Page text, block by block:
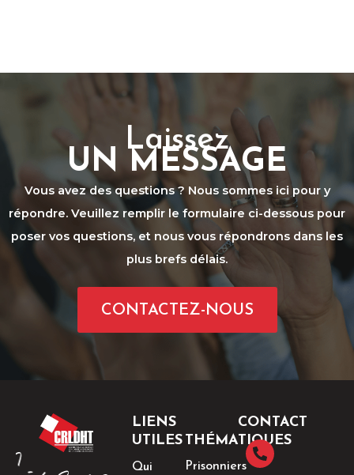
Laissez
UN MESSAGE
Vous avez des questions ? Nous sommes ici pour y
répondre. Veuillez remplir le formulaire ci-dessous pour
poser vos questions, et nous vous répondrons dans les
plus brefs délais.
CONTACTEZ-NOUS
LIENS
UTILES
Qui
THÉMATIQUES
Prisonniers
CONTACT